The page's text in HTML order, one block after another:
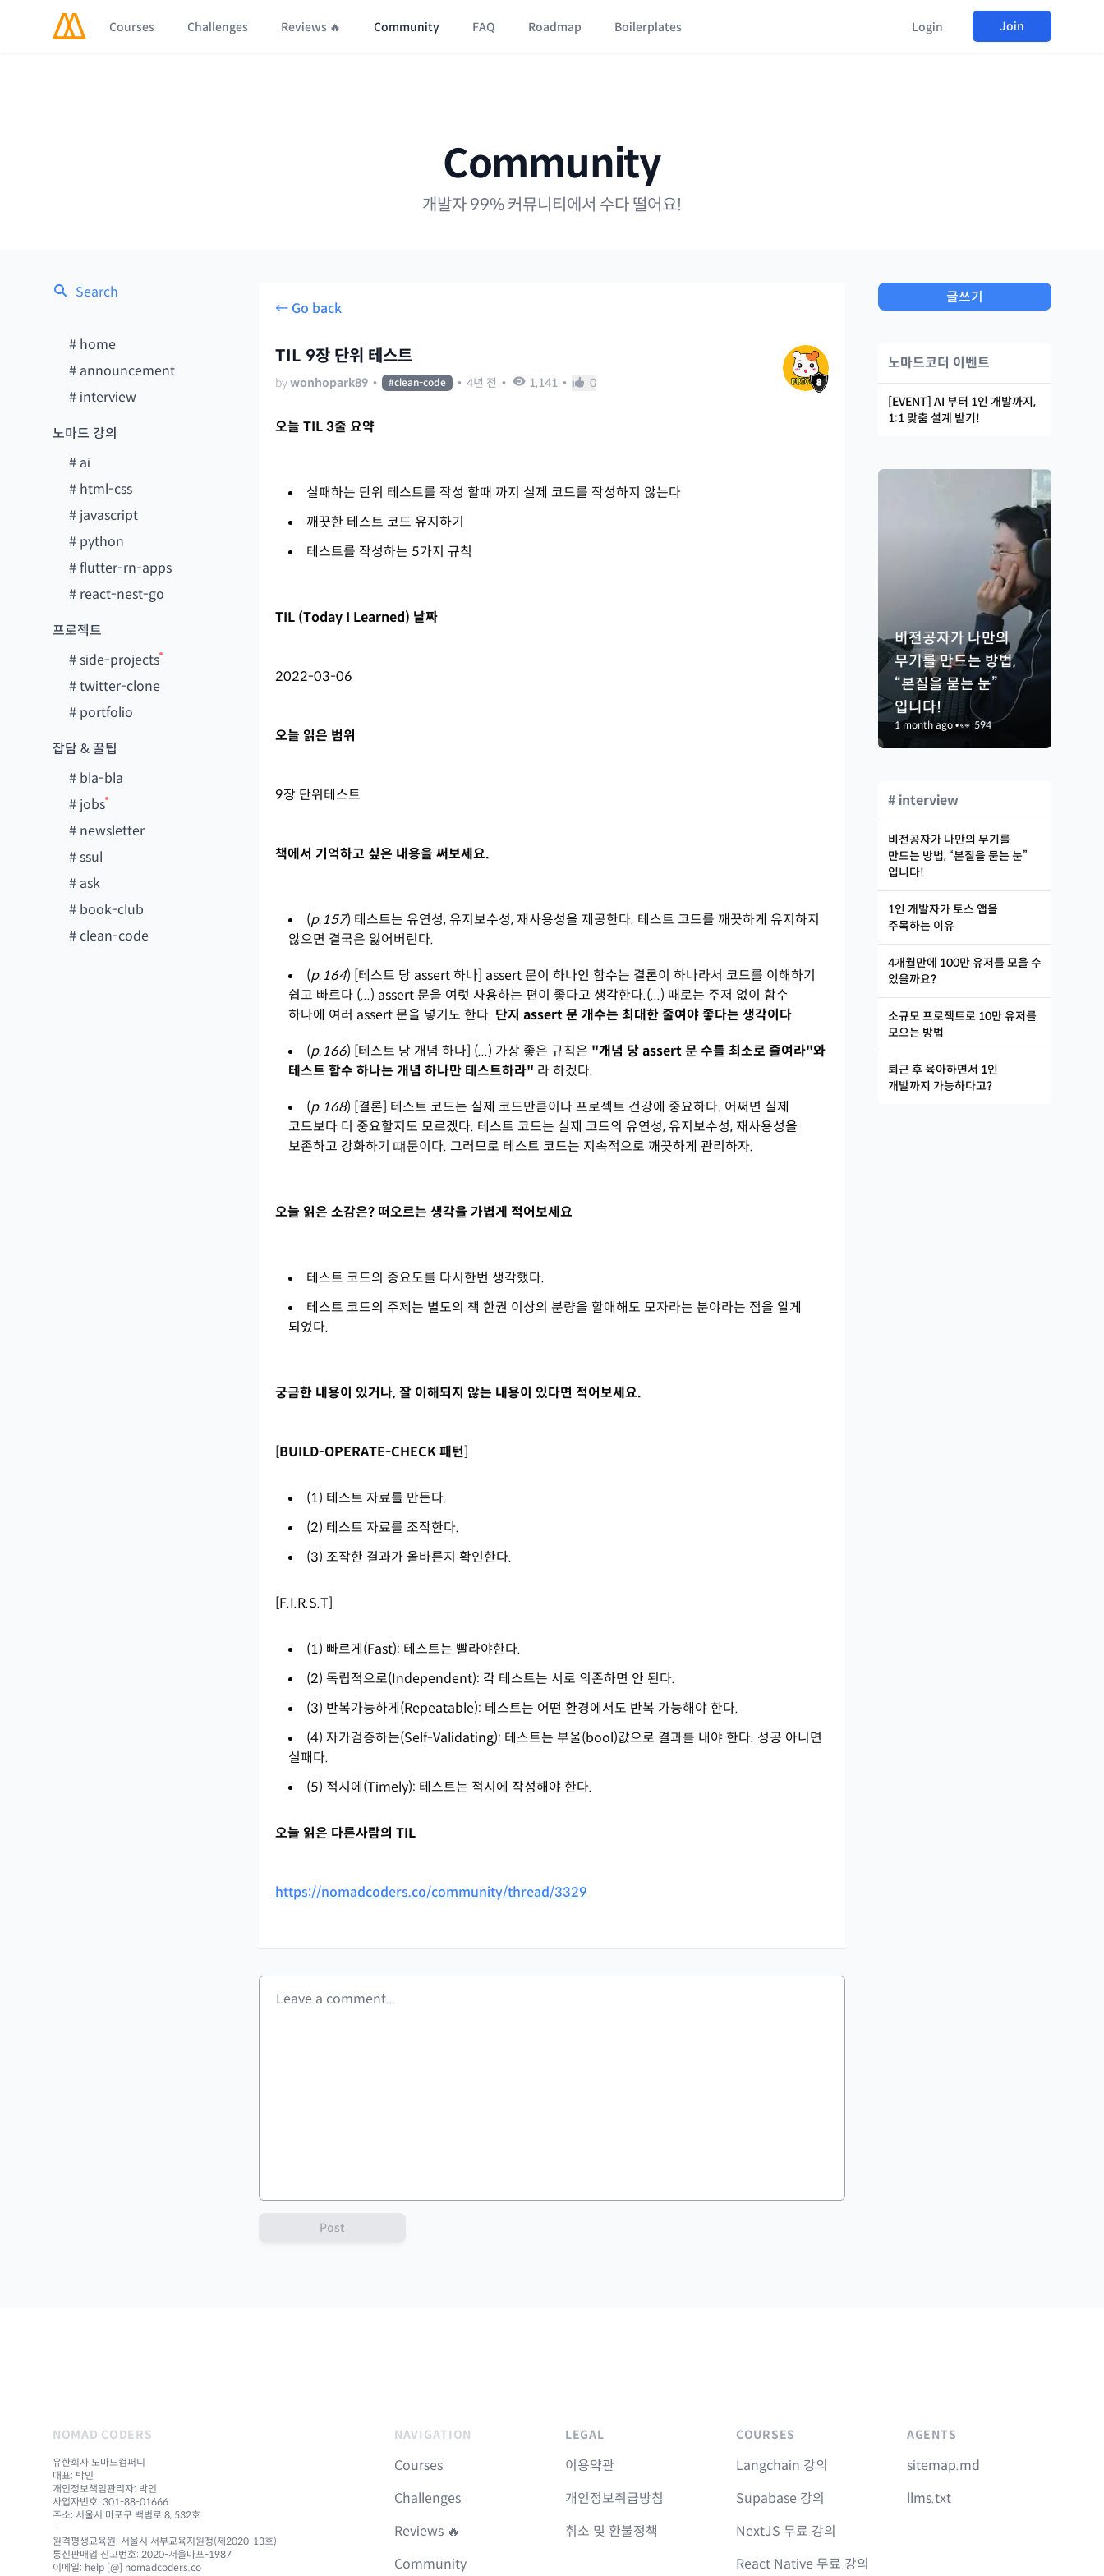
Courses Challenges Reviews 🔥 Community FAQ Roadmap Boilerplates Login Join
Community
개발자 99% 커뮤니티에서 수다 떨어요!
Search
# home
# announcement
# interview
노마드 강의
# ai
# html-css
# javascript
# python
#flutter-rn-apps
# react-nest-go
프로젝트
#side-projects
#twitter-clone
# portfolio
잡담 & 꿀팁
# bla-bla
# jobs
# newsletter
#ssul
# ask
# book-club
#clean-code
← Go back
TIL 9장 단위 테스트
bywonhopark89 • #clean-code • 4년 전 • 1,141 • 0
오늘 TIL 3줄 요약
실패하는 단위 테스트를 작성 할때 까지 실제 코드를 작성하지 않는다
깨끗한 테스트 코드 유지하기
테스트를 작성하는 5가지 규칙
TIL (Today I Learned) 날짜
2022-03-06
오늘 읽은 범위
9장 단위테스트
책에서 기억하고 싶은 내용을 써보세요.
(p.157) 테스트는 유연성, 유지보수성, 재사용성을 제공한다. 테스트 코드를 깨끗하게 유지하지
않으면 결국은 잃어버린다.
(p.164) [테스트 당 assert 하나] assert 문이 하나인 함수는 결론이 하나라서 코드를 이해하기
쉽고 빠르다 (...) assert 문을 여럿 사용하는 편이 좋다고 생각한다.(...) 때로는 주저 없이 함수
하나에 여러 assert 문을 넣기도 한다. 단지 assert 문 개수는 최대한 줄여야 좋다는 생각이다
(p.166) [테스트 당 개념 하나] (...) 가장 좋은 규칙은 "개념 당 assert 문 수를 최소로 줄여라"와
테스트 함수 하나는 개념 하나만 테스트하라" 라 하겠다.
(p.168) [결론] 테스트 코드는 실제 코드만큼이나 프로젝트 건강에 중요하다. 어쩌면 실제
코드보다 더 중요할지도 모르겠다. 테스트 코드는 실제 코드의 유연성, 유지보수성, 재사용성을
보존하고 강화하기 떄문이다. 그러므로 테스트 코드는 지속적으로 깨끗하게 관리하자.
오늘 읽은 소감은? 떠오르는 생각을 가볍게 적어보세요
테스트 코드의 중요도를 다시한번 생각했다.
테스트 코드의 주제는 별도의 책 한권 이상의 분량을 할애해도 모자라는 분야라는 점을 알게
되었다.
궁금한 내용이 있거나, 잘 이해되지 않는 내용이 있다면 적어보세요.
[BUILD-OPERATE-CHECK 패턴]
(1) 테스트 자료를 만든다.
(2) 테스트 자료를 조작한다.
(3) 조작한 결과가 올바른지 확인한다.
[F.I.R.S.T]
(1) 빠르게(Fast): 테스트는 빨라야한다.
(2) 독립적으로(Independent): 각 테스트는 서로 의존하면 안 된다.
(3) 반복가능하게(Repeatable): 테스트는 어떤 환경에서도 반복 가능해야 한다.
(4) 자가검증하는(Self-Validating): 테스트는 부울(bool)값으로 결과를 내야 한다. 성공 아니면
실패다.
(5) 적시에(Timely): 테스트는 적시에 작성해야 한다.
오늘 읽은 다른사람의 TIL
https://nomadcoders.co/community/thread/3329
Post
글쓰기
노마드코더 이벤트
[EVENT] AI 부터 1인 개발까지,
1:1 맞춤 설계 받기!
비전공자가 나만의
무기를 만드는 방법,
“본질을 묻는 눈”
입니다!
1 month ago•👀 594
# interview
비전공자가 나만의 무기를
만드는 방법, “본질을 묻는 눈”
입니다!
1인 개발자가 토스 앱을
주목하는 이유
4개월만에 100만 유저를 모을 수
있을까요?
소규모 프로젝트로 10만 유저를
모으는 방법
퇴근 후 육아하면서 1인
개발까지 가능하다고?
NOMAD CODERS
유한회사 노마드컴퍼니
대표: 박인
개인정보책임관리자: 박인
사업자번호: 301-88-01666
주소: 서울시 마포구 백범로 8, 532호
-
원격평생교육원: 서울시 서부교육지원청(제2020-13호)
통신판매업 신고번호: 2020-서울마포-1987
이메일: help [@] nomadcoders.co
NAVIGATION
Courses
Challenges
Reviews 🔥
Community
LEGAL
이용약관
개인정보취급방침
취소 및 환불정책
COURSES
Langchain 강의
Supabase 강의
NextJS 무료 강의
React Native 무료 강의
AGENTS
sitemap.md
llms.txt